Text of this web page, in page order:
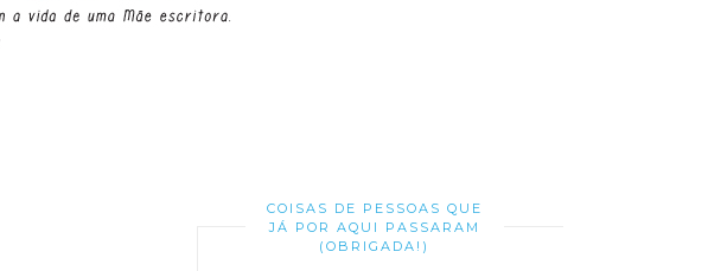
COISAS DE PESSOAS QUE
JÁ POR AQUI PASSARAM
(OBRIGADA!)